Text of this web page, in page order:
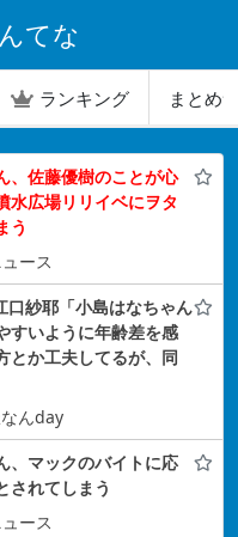
てな
ランキング まとめ
、佐藤優樹のことが心
水広場リリイベにヲタ
う
ース
口紗耶「小島はなちゃん
すいように年齢差を感
とか工夫してるが、同
んday
、マックのバイトに応
されてしまう
ース